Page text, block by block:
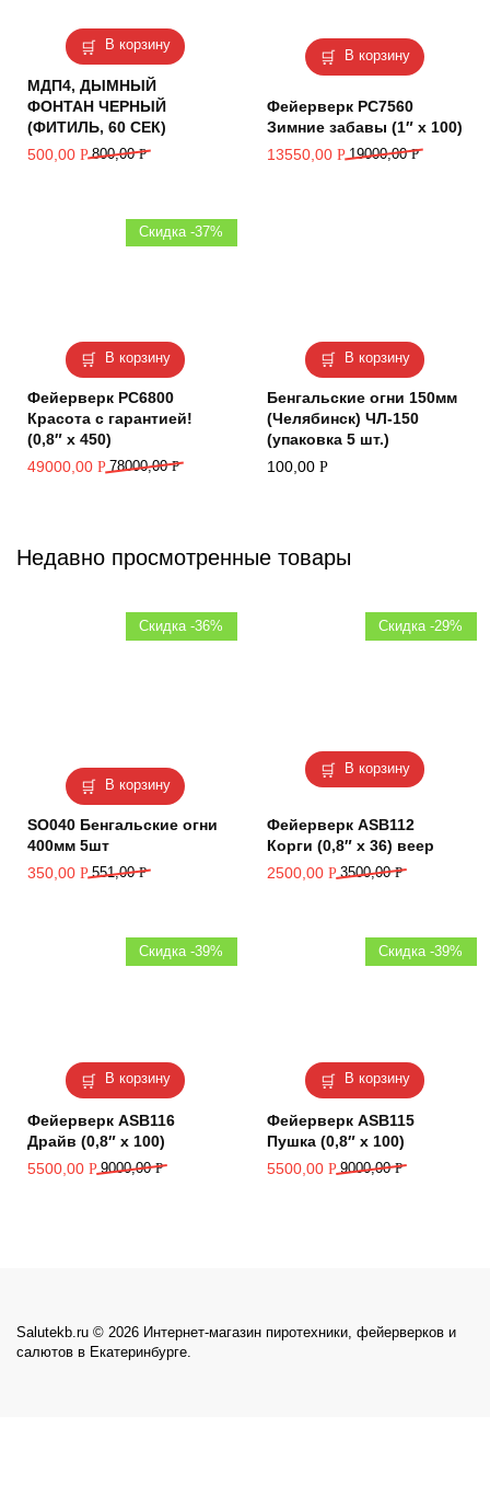
В корзину
МДП4, ДЫМНЫЙ
ФОНТАН ЧЕРНЫЙ
(ФИТИЛЬ, 60 СЕК)
800,00Р
500,00 Р
В корзину
Фейерверк РС7560
Зимние забавы (1″ х 100)
19000,00Р
13550,00 Р
В корзину
Скидка -37%
Фейерверк РС6800
Красота с гарантией!
(0,8″ х 450)
78000,00Р
49000,00 Р
В корзину
Бенгальские огни 150мм
(Челябинск) ЧЛ-150
(упаковка 5 шт.)
100,00 Р
Недавно просмотренные товары
В корзину
Скидка -36%
SO040 Бенгальские огни
400мм 5шт
551,00Р
350,00 Р
В корзину
Скидка -29%
Фейерверк ASB112
Корги (0,8″ х 36) веер
3500,00Р
2500,00 Р
В корзину
Скидка -39%
Фейерверк ASB116
Драйв (0,8″ х 100)
9000,00Р
5500,00 Р
В корзину
Скидка -39%
Фейерверк ASB115
Пушка (0,8″ х 100)
9000,00Р
5500,00 Р
Salutekb.ru © 2026 Интернет-магазин пиротехники, фейерверков и
салютов в Екатеринбурге.